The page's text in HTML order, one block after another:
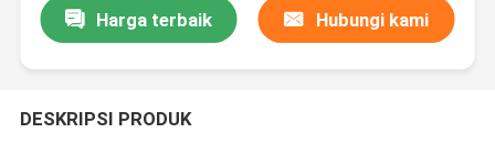
Harga terbaik Hubungi kami
DESKRIPSI PRODUK